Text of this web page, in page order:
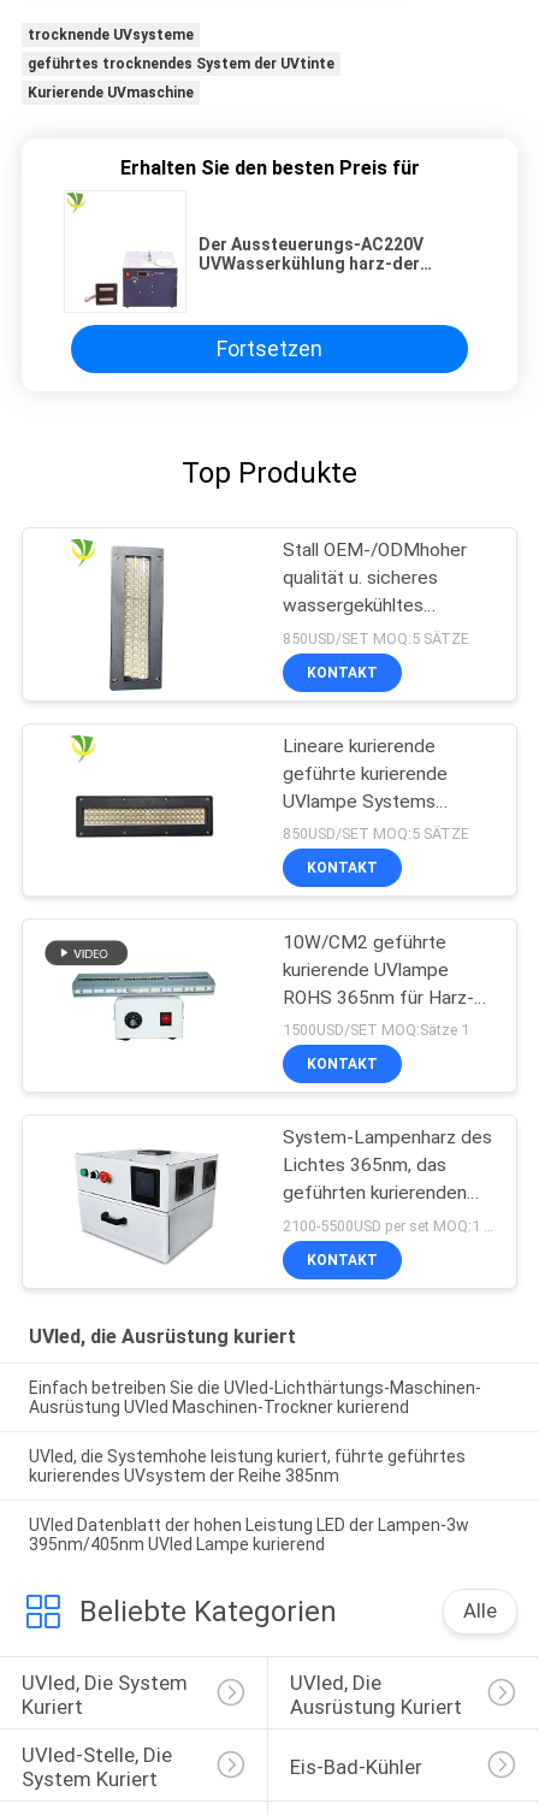
trocknende UVsysteme
geführtes trocknendes System der UVtinte
Kurierende UVmaschine
Erhalten Sie den besten Preis für
Der Aussteuerungs-AC220V
UVWasserkühlung harz-der
Fortsetzen
Top Produkte
Stall OEM-/ODMhoher
qualität u. sicheres
wassergekühltes
Wasserkühlung LED
kurierendes UVsystem
für Offsetdruckmaschine
850USD/SET MOQ:5 SÄTZE
KONTAKT
Lineare kurierende
geführte kurierende
UVlampe Systems
365nm 395nm 405nm
Shenzhens 1200w
850USD/SET MOQ:5 SÄTZE
KONTAKT
10W/CM2 geführte
kurierende UVlampe
ROHS 365nm für Harz-
Beschichtung
1500USD/SET MOQ:Sätze 1
KONTAKT
System-Lampenharz des
Lichtes 365nm, das
geführten kurierenden
UVofen des Kastens
405nm trocknet
2100-5500USD per set MOQ:1 Satz
KONTAKT
UVled, die Ausrüstung kuriert
Einfach betreiben Sie die UVled-Lichthärtungs-Maschinen-
Ausrüstung UVled Maschinen-Trockner kurierend
UVled, die Systemhohe leistung kuriert, führte geführtes
kurierendes UVsystem der Reihe 385nm
UVled Datenblatt der hohen Leistung LED der Lampen-3w
395nm/405nm UVled Lampe kurierend
Beliebte Kategorien Alle
UVled, Die System
Kuriert
UVled, Die
Ausrüstung Kuriert
UVled-Stelle, Die
System Kuriert
Eis-Bad-Kühler